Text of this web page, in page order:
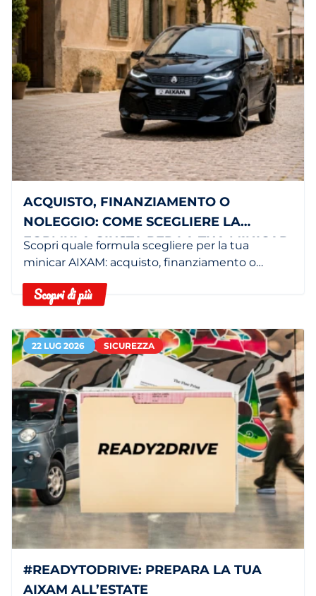
ACQUISTO, FINANZIAMENTO O
NOLEGGIO: COME SCEGLIERE LA
FORMULA GIUSTA PER LA TUA MINICAR
Scopri quale formula scegliere per la tua
minicar AIXAM: acquisto, finanziamento o
Scopri di più
22 LUG 2026 SICUREZZA
#READYTODRIVE: PREPARA LA TUA
AIXAM ALL’ESTATE